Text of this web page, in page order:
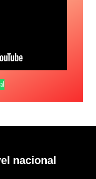
nacional